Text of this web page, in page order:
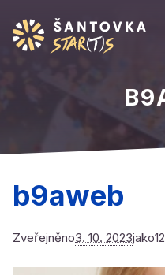
b9aweb
Zveřejněno3. 10. 2023jako